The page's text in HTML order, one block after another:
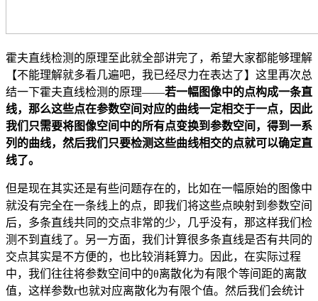
霍夫直线检测的原理至此就全部讲完了，希望大家都能够理解
【不能理解就多看几遍吧，我已经尽力在表达了】这里再次总
结一下霍夫直线检测的原理——若一幅图像中的点构成一条直
线，那么这些点在参数空间对应的曲线一定相交于一点，因此
我们只需要将图像空间中的所有点变换到参数空间，得到一系
列的曲线，然后我们只要检测这些曲线相交的点就可以确定直
线了。
但是现在其实还是有些问题存在的，比如在一幅原始的图像中
就没有完全在一条线上的点，即我们将这些点映射到参数空间
后，多条直线共同的交点非常的少，几乎没有，那这样我们检
测不到直线了。另一方面，我们计算很多条直线是否有共同的
交点其实是不方便的，也比较消耗算力。因此，在实际过程
中，我们往往将参数空间中的θ离散化为有限个等间距的离散
值，这样参数r也就对应离散化为有限个值。然后我们会统计